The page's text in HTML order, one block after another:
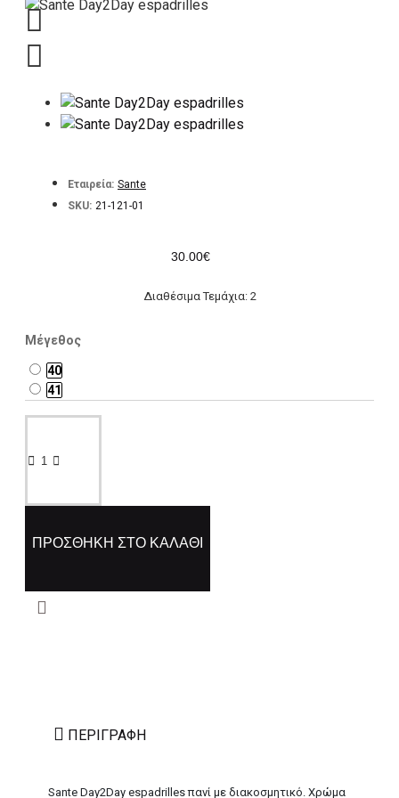
Εταιρεία: Sante
SKU: 21-121-01
30.00€
Διαθέσιμα Τεμάχια: 2
Μέγεθος
40
41
ΠΡΟΣΘΉΚΗ ΣΤΟ ΚΑΛΆΘΙ
ΠΕΡΙΓΡΑΦΉ
Sante Day2Day espadrilles πανί με διακοσμητικό. Χρώμα